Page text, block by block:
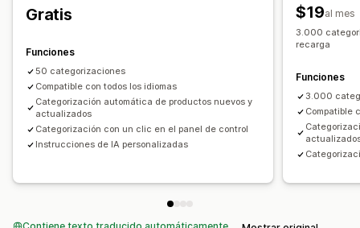
Gratis
Funciones
50 categorizaciones
Compatible con todos los idiomas
Categorización automática de productos nuevos y
actualizados
Categorización con un clic en el panel de control
Instrucciones de IA personalizadas
$19al mes
3.000
recarga
Funciones
3.000
Compatible